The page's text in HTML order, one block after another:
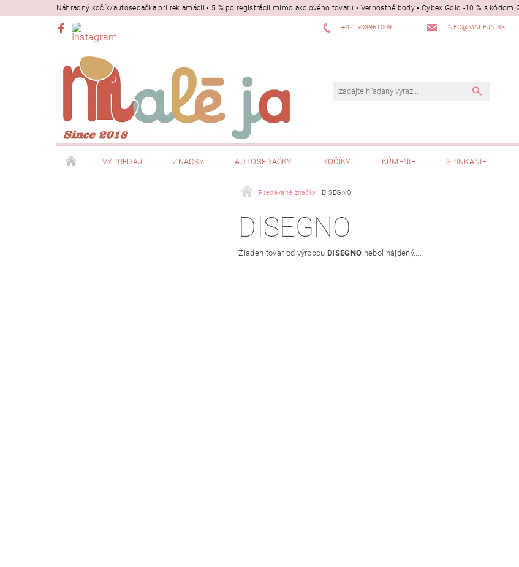
Náhradný kočík/autosedačka pri reklamácii • 5 % po registrácii mimo akciového tovaru • Vernostné body • Cybex Gold -10 % s kódom
+421903961009 INFO@MALEJA.SK
VÝPREDAJ ZNAČKY AUTOSEDAČKY KOČÍKY KŔMENIE SPINKANIE
Predávané značky DISEGNO
DISEGNO
Žiaden tovar od výrobcuDISEGNO nebol nájdený....